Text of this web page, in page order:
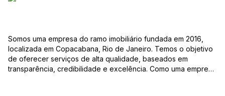
Somos uma empresa do ramo imobiliário fundada em 2016,
localizada em Copacabana, Rio de Janeiro. Temos o objetivo
de oferecer serviços de alta qualidade, baseados em
transparência, credibilidade e excelência. Como uma empresa